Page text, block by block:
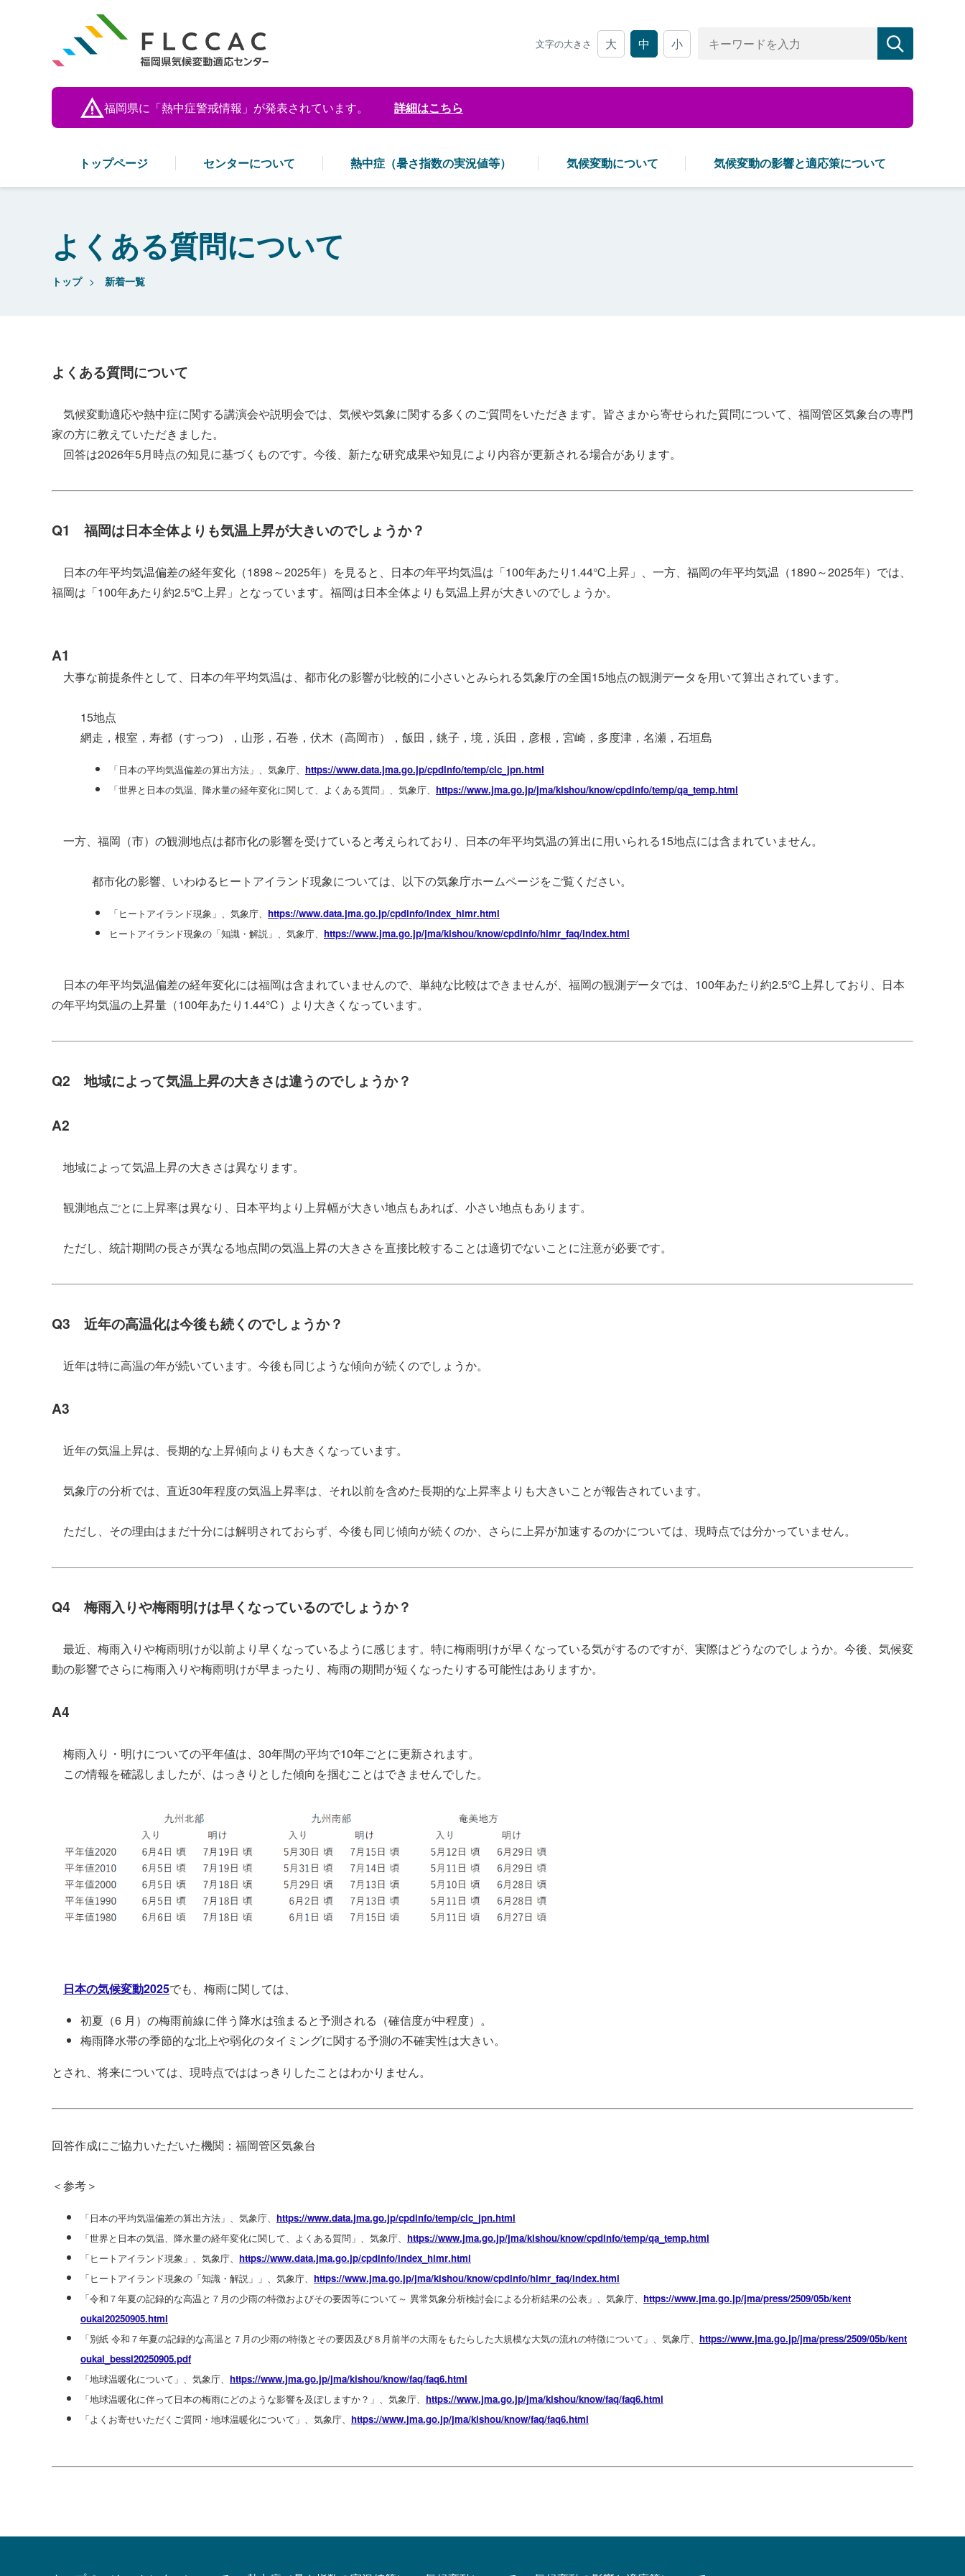
文字の大きさ 大 中 小
福岡県に「熱中症警戒情報」が発表されています。 詳細はこちら
トップページ センターについて 熱中症（暑さ指数の実況値等） 気候変動について 気候変動の影響と適応策について
よくある質問について
トップ 新着一覧
よくある質問について
気候変動適応や熱中症に関する講演会や説明会では、気候や気象に関する多くのご質問をいただきます。皆さまから寄せられた質問について、福岡管区気象台の専門
家の方に教えていただきました。
回答は2026年5月時点の知見に基づくものです。今後、新たな研究成果や知見により内容が更新される場合があります。
Q1 福岡は日本全体よりも気温上昇が大きいのでしょうか？
日本の年平均気温偏差の経年変化（1898～2025年）を見ると、日本の年平均気温は「100年あたり1.44℃上昇」、一方、福岡の年平均気温（1890～2025年）では、
福岡は「100年あたり約2.5℃上昇」となっています。福岡は日本全体よりも気温上昇が大きいのでしょうか。
A1
大事な前提条件として、日本の年平均気温は、都市化の影響が比較的に小さいとみられる気象庁の全国15地点の観測データを用いて算出されています。
15地点
網走，根室，寿都（すっつ），山形，石巻，伏木（高岡市），飯田，銚子，境，浜田，彦根，宮崎，多度津，名瀬，石垣島
「日本の平均気温偏差の算出方法」、気象庁、 https://www.data.jma.go.jp/cpdinfo/temp/clc_jpn.html
「世界と日本の気温、降水量の経年変化に関して、よくある質問」、気象庁、 https://www.jma.go.jp/jma/kishou/know/cpdinfo/temp/qa_temp.html
一方、福岡（市）の観測地点は都市化の影響を受けていると考えられており、日本の年平均気温の算出に用いられる15地点には含まれていません。
都市化の影響、いわゆるヒートアイランド現象については、以下の気象庁ホームページをご覧ください。
「ヒートアイランド現象」、気象庁、 https://www.data.jma.go.jp/cpdinfo/index_himr.html
ヒートアイランド現象の「知識・解説」、気象庁、 https://www.jma.go.jp/jma/kishou/know/cpdinfo/himr_faq/index.html
日本の年平均気温偏差の経年変化には福岡は含まれていませんので、単純な比較はできませんが、福岡の観測データでは、100年あたり約2.5℃上昇しており、日本
の年平均気温の上昇量（100年あたり1.44℃）より大きくなっています。
Q2 地域によって気温上昇の大きさは違うのでしょうか？
A2
地域によって気温上昇の大きさは異なります。
観測地点ごとに上昇率は異なり、日本平均より上昇幅が大きい地点もあれば、小さい地点もあります。
ただし、統計期間の長さが異なる地点間の気温上昇の大きさを直接比較することは適切でないことに注意が必要です。
Q3 近年の高温化は今後も続くのでしょうか？
近年は特に高温の年が続いています。今後も同じような傾向が続くのでしょうか。
A3
近年の気温上昇は、長期的な上昇傾向よりも大きくなっています。
気象庁の分析では、直近30年程度の気温上昇率は、それ以前を含めた長期的な上昇率よりも大きいことが報告されています。
ただし、その理由はまだ十分には解明されておらず、今後も同じ傾向が続くのか、さらに上昇が加速するのかについては、現時点では分かっていません。
Q4 梅雨入りや梅雨明けは早くなっているのでしょうか？
最近、梅雨入りや梅雨明けが以前より早くなっているように感じます。特に梅雨明けが早くなっている気がするのですが、実際はどうなのでしょうか。今後、気候変
動の影響でさらに梅雨入りや梅雨明けが早まったり、梅雨の期間が短くなったりする可能性はありますか。
A4
梅雨入り・明けについての平年値は、30年間の平均で10年ごとに更新されます。
この情報を確認しましたが、はっきりとした傾向を掴むことはできませんでした。
日本の気候変動2025でも、梅雨に関しては、
初夏（6 月）の梅雨前線に伴う降水は強まると予測される（確信度が中程度）。
梅雨降水帯の季節的な北上や弱化のタイミングに関する予測の不確実性は大きい。
とされ、将来については、現時点でははっきりしたことはわかりません。
回答作成にご協力いただいた機関：福岡管区気象台
＜参考＞
「日本の平均気温偏差の算出方法」、気象庁、 https://www.data.jma.go.jp/cpdinfo/temp/clc_jpn.html
「世界と日本の気温、降水量の経年変化に関して、よくある質問」、気象庁、 https://www.jma.go.jp/jma/kishou/know/cpdinfo/temp/qa_temp.html
「ヒートアイランド現象」、気象庁、 https://www.data.jma.go.jp/cpdinfo/index_himr.html
「ヒートアイランド現象の「知識・解説」」、気象庁、 https://www.jma.go.jp/jma/kishou/know/cpdinfo/himr_faq/index.html
「令和７年夏の記録的な高温と７月の少雨の特徴およびその要因等について～ 異常気象分析検討会による分析結果の公表」、気象庁、 https://www.jma.go.jp/jma/press/2509/05b/kent
oukai20250905.html
「別紙 令和７年夏の記録的な高温と７月の少雨の特徴とその要因及び８月前半の大雨をもたらした大規模な大気の流れの特徴について」、気象庁、 https://www.jma.go.jp/jma/press/2509/05b/kent
oukai_bessi20250905.pdf
「地球温暖化について」、気象庁、 https://www.jma.go.jp/jma/kishou/know/faq/faq6.html
「地球温暖化に伴って日本の梅雨にどのような影響を及ぼしますか？」、気象庁、 https://www.jma.go.jp/jma/kishou/know/faq/faq6.html
「よくお寄せいただくご質問・地球温暖化について」、気象庁、 https://www.jma.go.jp/jma/kishou/know/faq/faq6.html